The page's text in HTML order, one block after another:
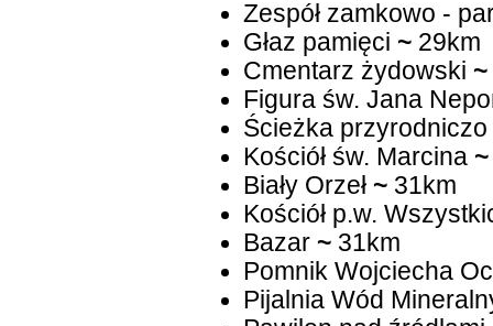
Zespół zamkowo -
Głaz pamięci ~29km
Cmentarz żydowski ~
Figura św. Jana
Ścieżka
Kościół św. Marcina ~
Biały Orzeł ~31km
Kościół p.w.
Bazar ~31km
Pomnik Wojciecha
Pijalnia Wód